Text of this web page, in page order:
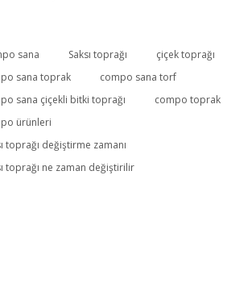
ürüne ilk yorumu siz yapın!
Yorum Yaz
sana Saksı toprağı
çiçek toprağı
sana toprak
compo sana torf
sana çiçekli bitki toprağı
compo toprak
ürünleri
toprağı değiştirme zamanı
toprağı ne zaman değiştirilir